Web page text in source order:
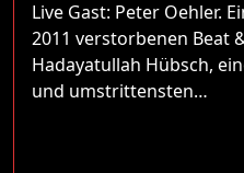
Live Gast: Peter Oehler.
2011 verstorbenen Beat
Hadayatullah Hübsch,
und umstrittensten…